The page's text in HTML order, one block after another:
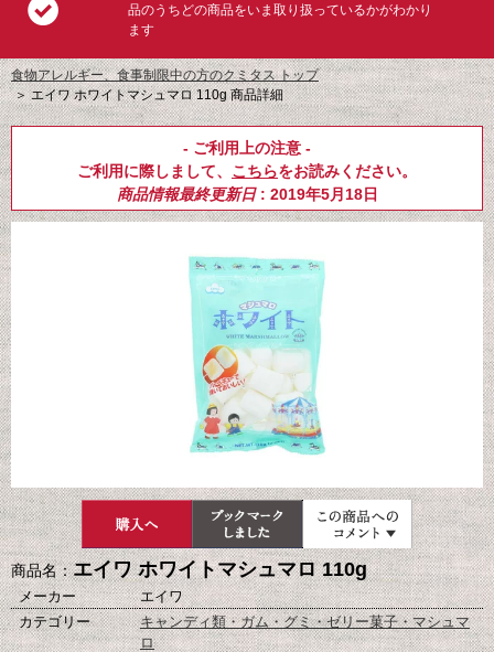
品のうちどの商品をいま取り扱っているかがわかり
ます
食物アレルギー、食事制限中の方のクミタス トップ
＞エイワ ホワイトマシュマロ 110g 商品詳細
- ご利用上の注意 -
ご利用に際しまして、 こちらをお読みください。
商品情報最終更新日: 2019年5月18日
商品名：エイワ ホワイトマシュマロ 110g
メーカー
エイワ
カテゴリー
キャンディ類・ガム・グミ・ゼリー菓子・マシュマ
ロ